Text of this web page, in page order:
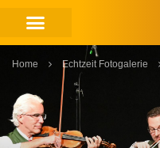
Home Echtzeit Fotogalerie